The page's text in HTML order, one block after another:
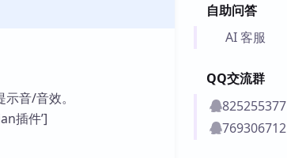
Zettelkasten 实践示例
自助问答
AI 客服
QQ交流群
825255377
769306712
音/音效。
插件’]